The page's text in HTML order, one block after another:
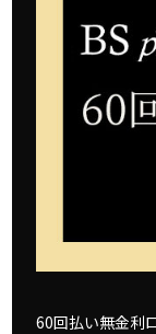
60回払い無金利